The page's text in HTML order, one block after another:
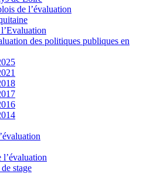
de l’évaluation
des politiques publiques en
stage